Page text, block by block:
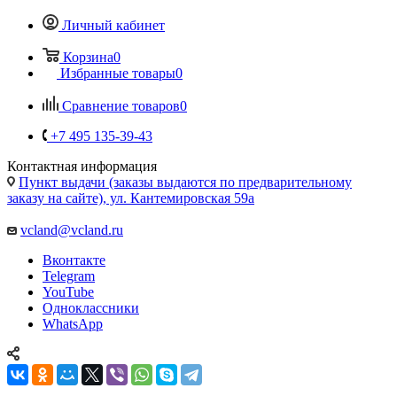
Личный кабинет
Корзина0
Избранные товары0
Сравнение товаров0
+7 495 135-39-43
Контактная информация
Пункт выдачи (заказы выдаются по предварительному
заказу на сайте), ул. Кантемировская 59а
vcland@vcland.ru
Вконтакте
Telegram
YouTube
Одноклассники
WhatsApp